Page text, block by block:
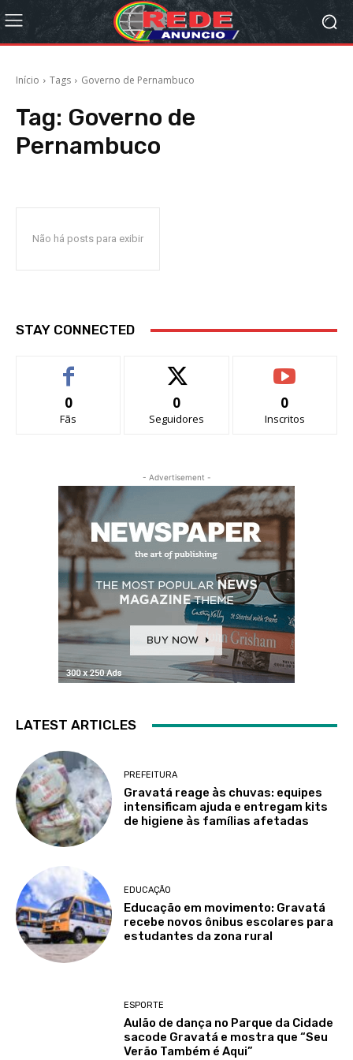
Início Tags Governo de Pernambuco
Tag: Governo de
Pernambuco
Não há posts para exibir
STAY CONNECTED
0
Fãs
0
Seguidores
0
Inscritos
- Advertisement -
LATEST ARTICLES
PREFEITURA
Gravatá reage às chuvas: equipes
intensificam ajuda e entregam kits
de higiene às famílias afetadas
EDUCAÇÃO
Educação em movimento: Gravatá
recebe novos ônibus escolares para
estudantes da zona rural
ESPORTE
Aulão de dança no Parque da Cidade
sacode Gravatá e mostra que “Seu
Verão Também é Aqui”